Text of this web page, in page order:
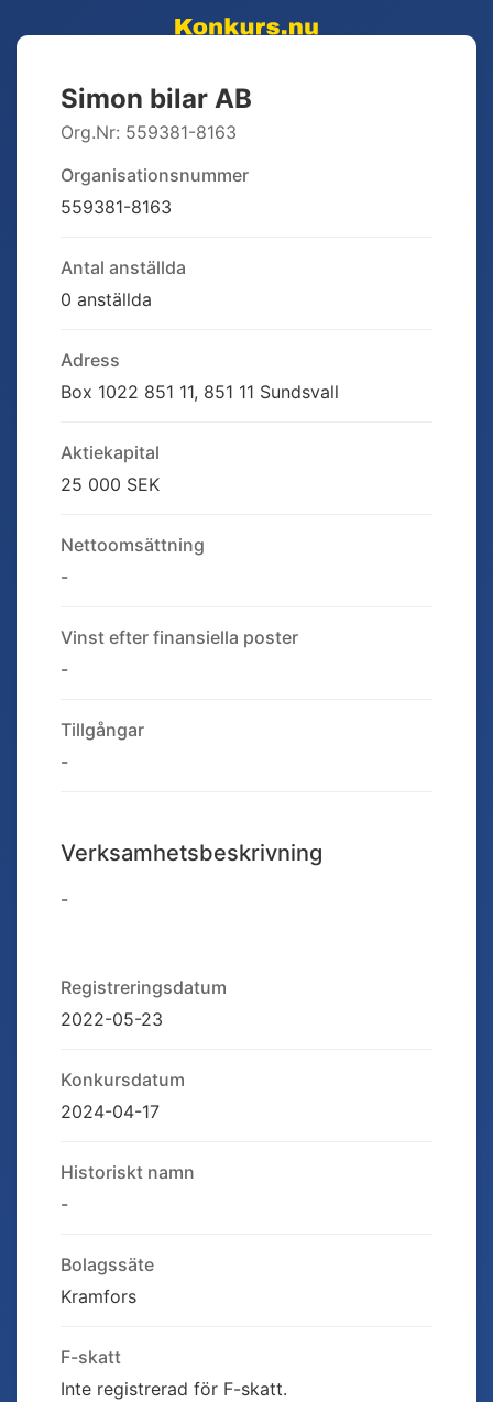
Simon bilar AB
Org.Nr: 559381-8163
Organisationsnummer
559381-8163
Antal anställda
0 anställda
Adress
Box 1022 851 11, 851 11 Sundsvall
Aktiekapital
25 000 SEK
Nettoomsättning
-
Vinst efter finansiella poster
-
Tillgångar
-
Verksamhetsbeskrivning
-
Registreringsdatum
2022-05-23
Konkursdatum
2024-04-17
Historiskt namn
-
Bolagssäte
Kramfors
F-skatt
Inte registrerad för F-skatt.